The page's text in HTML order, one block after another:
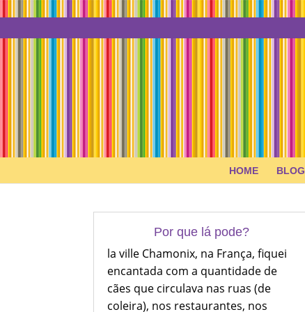
HOME BLOG
Por que lá pode?
la ville Chamonix, na França, fiquei
encantada com a quantidade de
cães que circulava nas ruas (de
coleira), nos restaurantes, nos